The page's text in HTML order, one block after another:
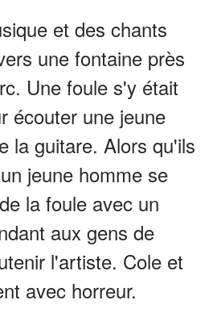
et des chants
une fontaine près
Une foule s'y était
écouter une jeune
la guitare. Alors qu'ils
jeune homme se
la foule avec un
aux gens de
l'artiste. Cole et
avec horreur.